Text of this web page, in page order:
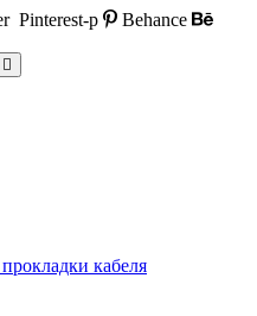
Pinterest-p
Behance
кабеля